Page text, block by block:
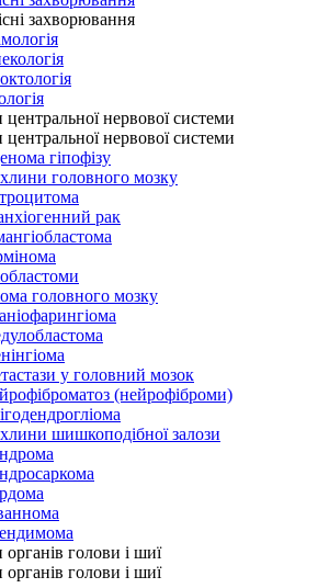
захворювання
нервової системи
нервової системи
гіпофізу
головного мозку
рак
головного мозку
у головний мозок
(нейрофіброми)
шишкоподібної залози
голови і шиї
голови і шиї